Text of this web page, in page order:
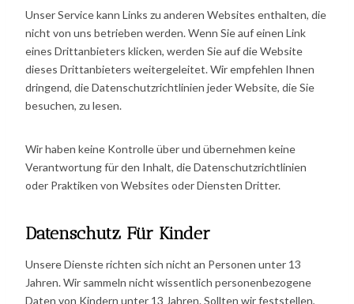
Unser Service kann Links zu anderen Websites enthalten, die
nicht von uns betrieben werden. Wenn Sie auf einen Link
eines Drittanbieters klicken, werden Sie auf die Website
dieses Drittanbieters weitergeleitet. Wir empfehlen Ihnen
dringend, die Datenschutzrichtlinien jeder Website, die Sie
besuchen, zu lesen.
Wir haben keine Kontrolle über und übernehmen keine
Verantwortung für den Inhalt, die Datenschutzrichtlinien
oder Praktiken von Websites oder Diensten Dritter.
Datenschutz Für Kinder
Unsere Dienste richten sich nicht an Personen unter 13
Jahren. Wir sammeln nicht wissentlich personenbezogene
Daten von Kindern unter 13 Jahren. Sollten wir feststellen,